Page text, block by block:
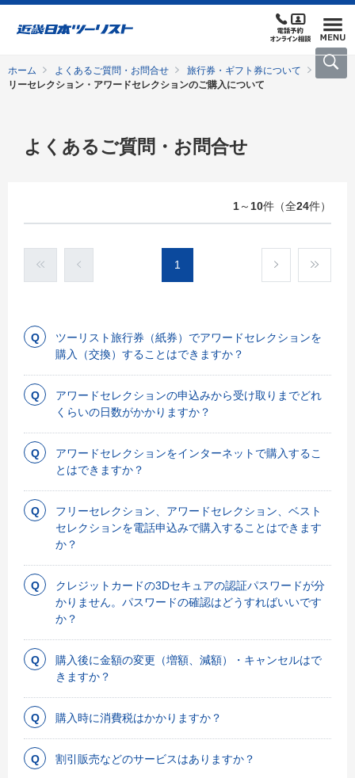
ホーム よくあるご質問・お問合せ 旅行券・ギフト券について
フ
リーセレクション・アワードセレクションのご購入について
よくあるご質問・お問合せ
1～ 10件（全24件）
1
ツーリスト旅行券（紙券）でアワードセレクションを
購入（交換）することはできますか？
アワードセレクションの申込みから受け取りまでどれ
くらいの日数がかかりますか？
アワードセレクションをインターネットで購入するこ
とはできますか？
フリーセレクション、アワードセレクション、ベスト
セレクションを電話申込みで購入することはできます
か？
クレジットカードの3Dセキュアの認証パスワードが分
かりません。パスワードの確認はどうすればいいです
か？
購入後に金額の変更（増額、減額）・キャンセルはで
きますか？
購入時に消費税はかかりますか？
割引販売などのサービスはありますか？